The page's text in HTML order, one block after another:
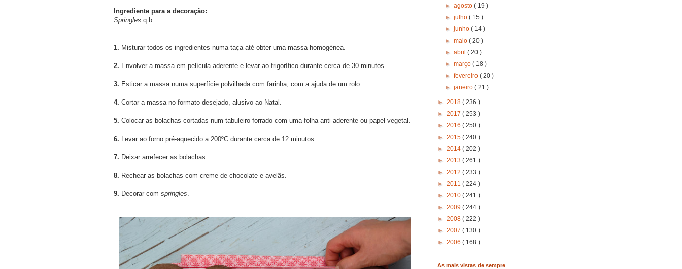
Ingrediente para a decoração:
Springles q.b.
1. Misturar todos os ingredientes numa taça até obter uma massa homogénea.
2. Envolver a massa em película aderente e levar ao frigorífico durante cerca de 30 minutos.
3. Esticar a massa numa superfície polvilhada com farinha, com a ajuda de um rolo.
4. Cortar a massa no formato desejado, alusivo ao Natal.
5. Colocar as bolachas cortadas num tabuleiro forrado com uma folha anti-aderente ou papel vegetal.
6. Levar ao forno pré-aquecido a 200ºC durante cerca de 12 minutos.
7. Deixar arrefecer as bolachas.
8. Rechear as bolachas com creme de chocolate e avelãs.
9. Decorar com springles.
►agosto( 19 )
►julho( 15 )
►junho( 14 )
►maio( 20 )
►abril( 20 )
►março( 18 )
►fevereiro( 20 )
►janeiro( 21 )
► 2018 ( 236 )
► 2017 ( 253 )
► 2016 ( 250 )
► 2015 ( 240 )
► 2014 ( 202 )
► 2013 ( 261 )
► 2012 ( 233 )
► 2011 ( 224 )
► 2010 ( 241 )
► 2009 ( 244 )
► 2008 ( 222 )
► 2007 ( 130 )
► 2006 ( 168 )
As mais vistas de sempre